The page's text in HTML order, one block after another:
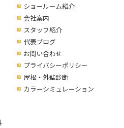
ショールーム紹介
会社案内
スタッフ紹介
代表ブログ
お問い合わせ
プライバシーポリシー
屋根・外壁診断
カラーシミュレーション